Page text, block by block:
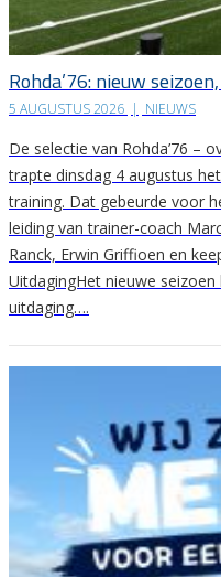
Rohda’76: nieuw
5 AUGUSTUS 2026 | NIEUWS
De selectie van Rohda’76 –
trapte dinsdag 4 augustus
training. Dat gebeurde voor
leiding van trainer-coach
Ranck, Erwin Griffioen en
UitdagingHet nieuwe
uitdaging….